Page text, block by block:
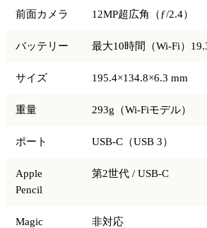
前面カメラ 12MP超広角（ƒ/2.4）
バッテリー 最大10時間（Wi-Fi）
サイズ 195.4×134.8×6.3 mm
重量 293g（Wi-Fiモデル）
ポート USB-C（USB 3）
Apple
Pencil
第2世代 / USB-C
Magic
非対応